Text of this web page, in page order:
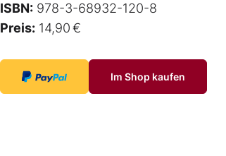
ISBN: 978-3-68932-120-8
Preis: 14,90 €
Im Shop kaufen